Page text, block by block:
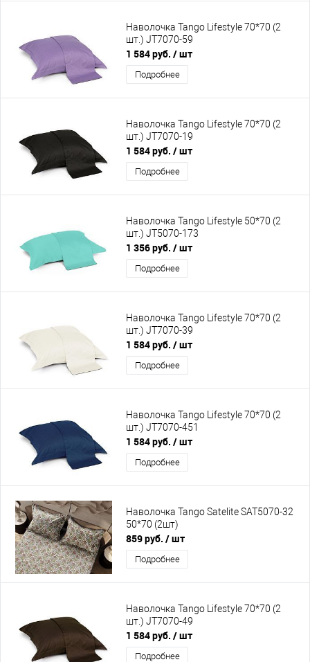
Наволочка Tango Lifestyle 70*70 (2
шт.) JT7070-59
1 584 руб. / шт
Подробнее
Наволочка Tango Lifestyle 70*70 (2
шт.) JT7070-19
1 584 руб. / шт
Подробнее
Наволочка Tango Lifestyle 50*70 (2
шт.) JT5070-173
1 356 руб. / шт
Подробнее
Наволочка Tango Lifestyle 70*70 (2
шт.) JT7070-39
1 584 руб. / шт
Подробнее
Наволочка Tango Lifestyle 70*70 (2
шт.) JT7070-451
1 584 руб. / шт
Подробнее
Наволочка Tango Satelite SAT5070-32
50*70 (2шт)
859 руб. / шт
Подробнее
Наволочка Tango Lifestyle 70*70 (2
шт.) JT7070-49
1 584 руб. / шт
Подробнее